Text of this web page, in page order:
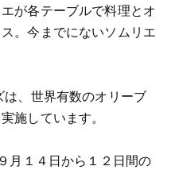
が各テーブルで料理とオ
。今までにないソムリエ
、世界有数のオリーブ
施しています。
月１４日から１２日間の